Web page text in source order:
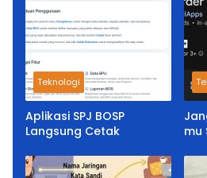
Teknologi
Aplikasi SPJ BOSP
Langsung Cetak
mu